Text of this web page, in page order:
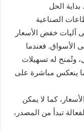
الحل
الصناعية
آليات خفض الأسعار
الأسواق. فعندما
وتُمنح له تسهيلات
ينعكس مباشرة على
كما لا يمكن
تبدأ من المصدر،